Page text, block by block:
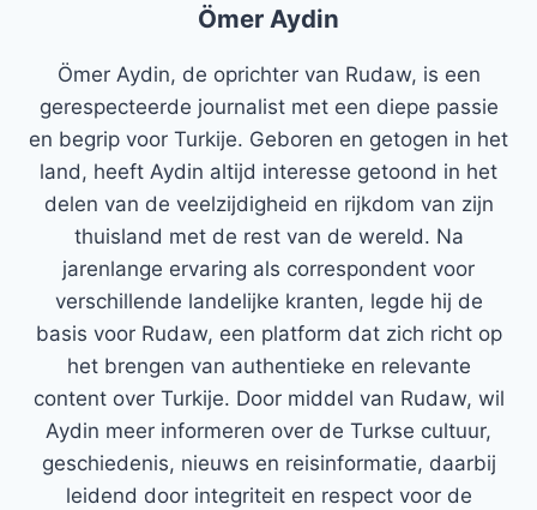
Ömer Aydin
Ömer Aydin, de oprichter van Rudaw, is een
gerespecteerde journalist met een diepe passie
en begrip voor Turkije. Geboren en getogen in het
land, heeft Aydin altijd interesse getoond in het
delen van de veelzijdigheid en rijkdom van zijn
thuisland met de rest van de wereld. Na
jarenlange ervaring als correspondent voor
verschillende landelijke kranten, legde hij de
basis voor Rudaw, een platform dat zich richt op
het brengen van authentieke en relevante
content over Turkije. Door middel van Rudaw, wil
Aydin meer informeren over de Turkse cultuur,
geschiedenis, nieuws en reisinformatie, daarbij
leidend door integriteit en respect voor de